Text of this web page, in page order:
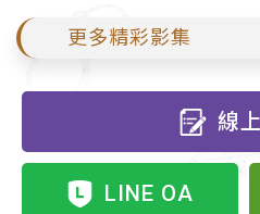
更多精彩影集
線
LINE OA